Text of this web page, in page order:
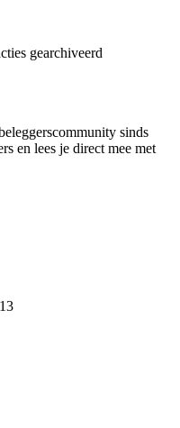
gearchiveerd
sinds
en lees je direct mee met